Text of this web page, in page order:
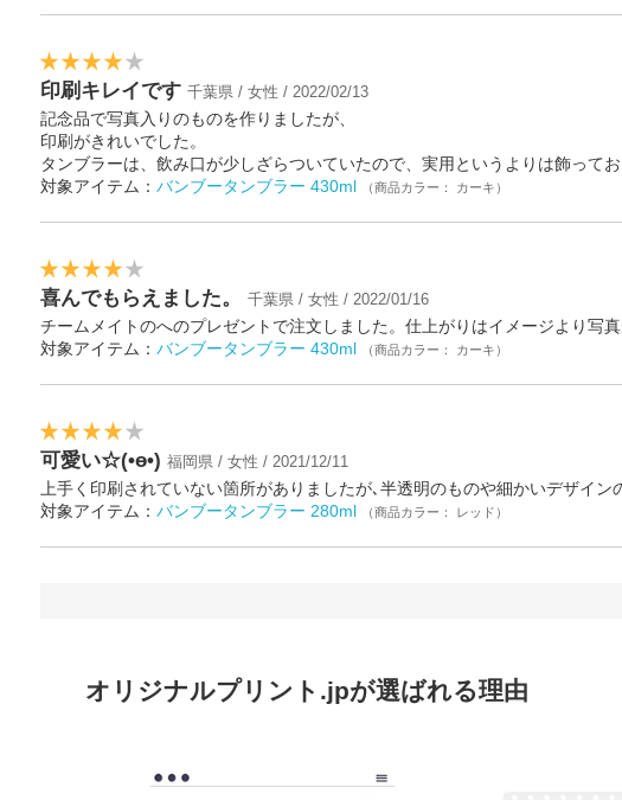
印刷キレイです 千葉県 / 女性 / 2022/02/13
記念品で写真入りのものを作りましたが、
印刷がきれいでした。
タンブラーは、飲み口が少しざらついていたので、実用というよりは飾ってお
対象アイテム： バンブータンブラー 430ml （商品カラー： カーキ）
喜んでもらえました。 千葉県 / 女性 / 2022/01/16
チームメイトのへのプレゼントで注文しました。仕上がりはイメージより写
対象アイテム： バンブータンブラー 430ml （商品カラー： カーキ）
可愛い☆(•ө•) 福岡県 / 女性 / 2021/12/11
上手く印刷されていない箇所がありましたが､半透明のものや細かいデザイ
対象アイテム： バンブータンブラー 280ml （商品カラー： レッド）
オリジナルプリント.jpが選ばれる理由